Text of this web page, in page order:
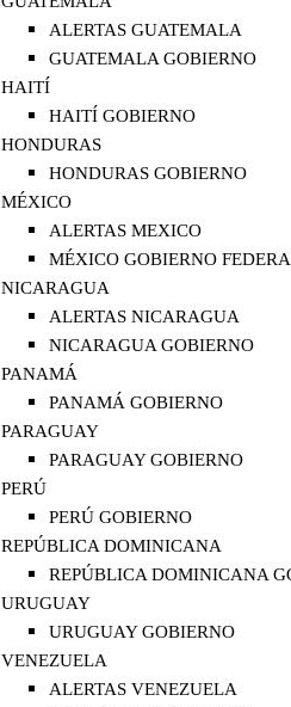
ALERTAS GUATEMALA
GUATEMALA GOBIERNO
HAITÍ
HAITÍ GOBIERNO
HONDURAS
HONDURAS GOBIERNO
MÉXICO
ALERTAS MEXICO
MÉXICO GOBIERNO
NICARAGUA
ALERTAS NICARAGUA
NICARAGUA GOBIERNO
PANAMÁ
PANAMÁ GOBIERNO
PARAGUAY
PARAGUAY GOBIERNO
PERÚ
PERÚ GOBIERNO
REPÚBLICA DOMINICANA
REPÚBLICA DOMINICANA
URUGUAY
URUGUAY GOBIERNO
VENEZUELA
ALERTAS VENEZUELA